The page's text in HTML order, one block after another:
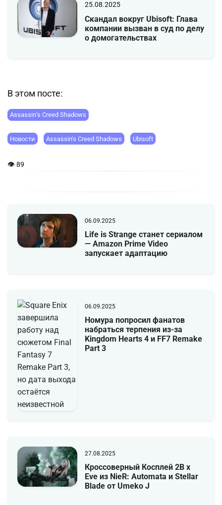
25.08.2025
Скандал вокруг Ubisoft: Глава
компании вызван в суд по делу
о домогательствах
В этом посте:
Assassin’s Creed Shadows
Новости Assassin's Creed Shadows Ubisoft
👁 89
06.09.2025
Life is Strange станет сериалом
— Amazon Prime Video
запускает адаптацию
06.09.2025
Номура попросил фанатов
набраться терпения из-за
Kingdom Hearts 4 и FF7 Remake
Part 3
27.08.2025
Кроссоверный Косплей 2B x
Eve из NieR: Automata и Stellar
Blade от Umeko J